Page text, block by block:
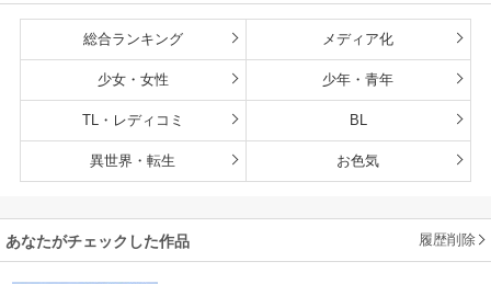
総合ランキング メディア化
少女・女性 少年・青年
TL・レディコミ BL
異世界・転生 お色気
あなたがチェックした作品 履歴削除